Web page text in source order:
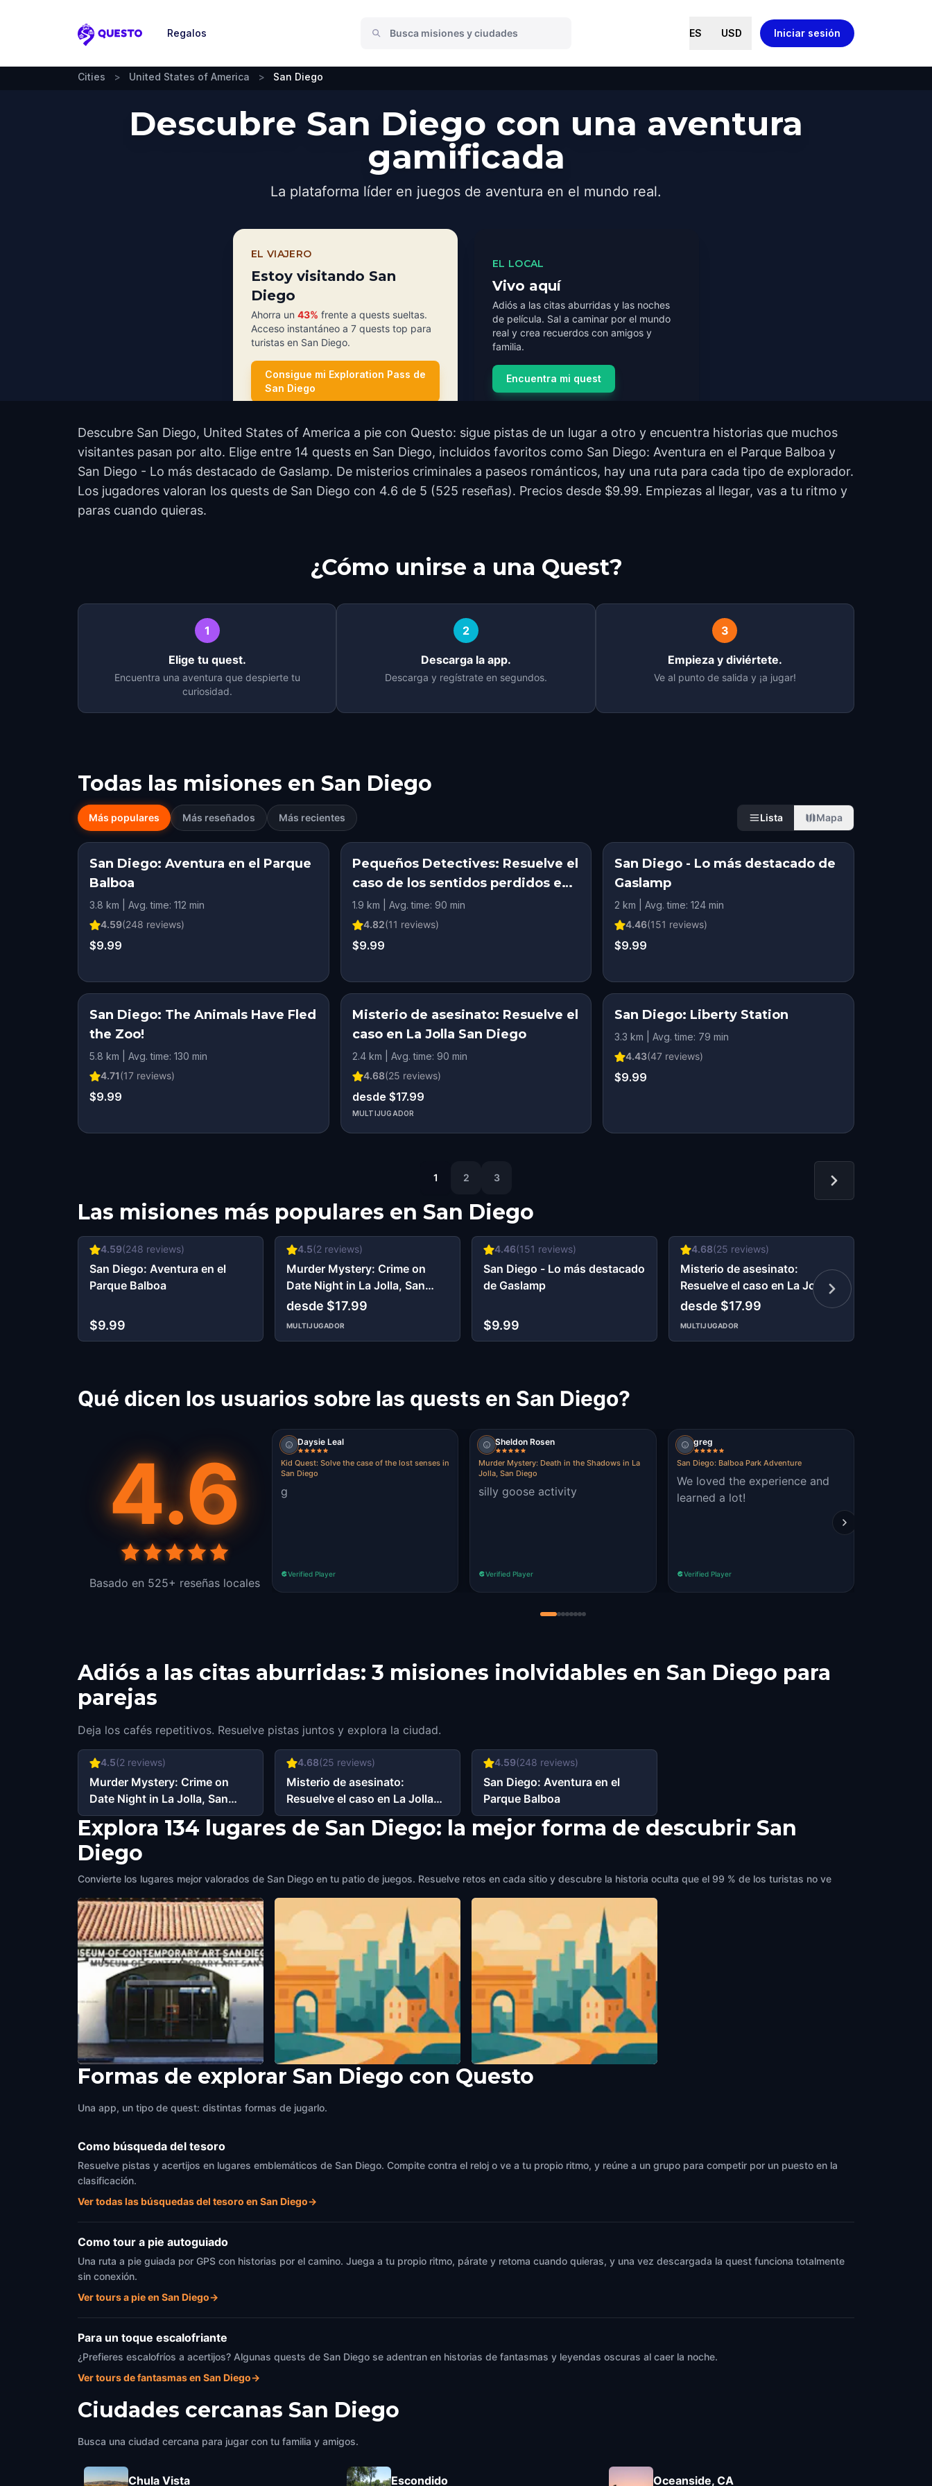
Questo
Regalos ES USD Iniciar sesión
Cities > United States of America > San Diego
Descubre San Diego con una aventura
gamificada
La plataforma líder en juegos de aventura en el mundo real.
EL VIAJERO
Estoy visitando San
Diego
Ahorra un 43% frente a quests sueltas.
Acceso instantáneo a 7 quests top para
turistas en San Diego.
Consigue mi Exploration Pass de
San Diego
EL LOCAL
Vivo aquí
Adiós a las citas aburridas y las noches
de película. Sal a caminar por el mundo
real y crea recuerdos con amigos y
familia.
Encuentra mi quest
Descubre San Diego, United States of America a pie con Questo: sigue pistas de un lugar a otro y encuentra historias que muchos
visitantes pasan por alto. Elige entre 14 quests en San Diego, incluidos favoritos como San Diego: Aventura en el Parque Balboa y
San Diego - Lo más destacado de Gaslamp. De misterios criminales a paseos románticos, hay una ruta para cada tipo de explorador.
Los jugadores valoran los quests de San Diego con 4.6 de 5 (525 reseñas). Precios desde $9.99. Empiezas al llegar, vas a tu ritmo y
paras cuando quieras.
¿Cómo unirse a una Quest?
1
Elige tu quest.
Encuentra una aventura que despierte tu
curiosidad.
2
Descarga la app.
Descarga y regístrate en segundos.
3
Empieza y diviértete.
Ve al punto de salida y ¡a jugar!
Todas las misiones en San Diego
Más populares Más reseñados Más recientes Lista Mapa
San Diego: Aventura en el Parque
Balboa
3.8 km | Avg. time: 112 min
4.59(248 reviews)
$9.99
Pequeños Detectives: Resuelve el
caso de los sentidos perdidos en
San Diego
1.9 km | Avg. time: 90 min
4.82(11 reviews)
$9.99
San Diego - Lo más destacado de
Gaslamp
2 km | Avg. time: 124 min
4.46(151 reviews)
$9.99
San Diego: The Animals Have Fled
the Zoo!
5.8 km | Avg. time: 130 min
4.71(17 reviews)
$9.99
Misterio de asesinato: Resuelve el
caso en La Jolla San Diego
2.4 km | Avg. time: 90 min
4.68(25 reviews)
desde $17.99
MULTIJUGADOR
San Diego: Liberty Station
3.3 km | Avg. time: 79 min
4.43(47 reviews)
$9.99
1 2 3
Las misiones más populares en San Diego
4.59(248 reviews)
San Diego: Aventura en el
Parque Balboa
$9.99
4.5(2 reviews)
Murder Mystery: Crime on
Date Night in La Jolla, San
Diego
desde $17.99
MULTIJUGADOR
4.46(151 reviews)
San Diego - Lo más destacado
de Gaslamp
$9.99
4.68(25 reviews)
Misterio de asesinato:
Resuelve el caso en La Jolla
San Diego
desde $17.99
MULTIJUGADOR
Qué dicen los usuarios sobre las quests en San Diego?
4.6
Basado en 525+ reseñas locales
Daysie Leal
Kid Quest: Solve the case of the lost senses in
San Diego
g
Verified Player
Sheldon Rosen
Murder Mystery: Death in the Shadows in La
Jolla, San Diego
silly goose activity
Verified Player
greg
San Diego: Balboa Park Adventure
We loved the experience and
learned a lot!
Verified Player
Adiós a las citas aburridas: 3 misiones inolvidables en San Diego para
parejas
Deja los cafés repetitivos. Resuelve pistas juntos y explora la ciudad.
4.5(2 reviews)
Murder Mystery: Crime on
Date Night in La Jolla, San
Diego
4.68(25 reviews)
Misterio de asesinato:
Resuelve el caso en La Jolla
San Diego
4.59(248 reviews)
San Diego: Aventura en el
Parque Balboa
Explora 134 lugares de San Diego: la mejor forma de descubrir San
Diego
Convierte los lugares mejor valorados de San Diego en tu patio de juegos. Resuelve retos en cada sitio y descubre la historia oculta que el 99 % de los turistas no ve
Museum of Contemporary Art La Jolla Historical Society Athenaeum Music & Arts Library
Formas de explorar San Diego con Questo
Una app, un tipo de quest: distintas formas de jugarlo.
Como búsqueda del tesoro
Resuelve pistas y acertijos en lugares emblemáticos de San Diego. Compite contra el reloj o ve a tu propio ritmo, y reúne a un grupo para competir por un puesto en la
clasificación.
Ver todas las búsquedas del tesoro en San Diego→
Como tour a pie autoguiado
Una ruta a pie guiada por GPS con historias por el camino. Juega a tu propio ritmo, párate y retoma cuando quieras, y una vez descargada la quest funciona totalmente
sin conexión.
Ver tours a pie en San Diego→
Para un toque escalofriante
¿Prefieres escalofríos a acertijos? Algunas quests de San Diego se adentran en historias de fantasmas y leyendas oscuras al caer la noche.
Ver tours de fantasmas en San Diego→
Ciudades cercanas San Diego
Busca una ciudad cercana para jugar con tu familia y amigos.
Chula Vista Escondido Oceanside, CA